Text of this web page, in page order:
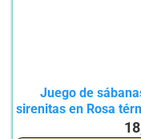
Juego de
sirenitas en Rosa